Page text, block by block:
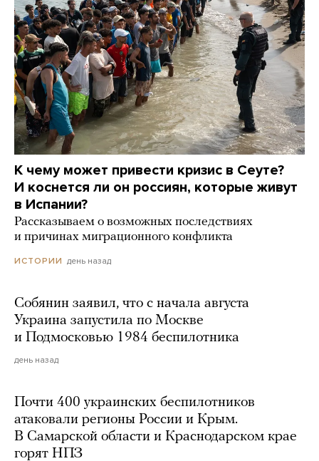
К чему может привести кризис в Сеуте?
И коснется ли он россиян, которые живут
в Испании?
Рассказываем о возможных последствиях
и причинах миграционного конфликта
ИСТОРИИ день назад
Собянин заявил, что с начала августа
Украина запустила по Москве
и Подмосковью 1984 беспилотника
день назад
Почти 400 украинских беспилотников
атаковали регионы России и Крым.
В Самарской области и Краснодарском крае
горят НПЗ